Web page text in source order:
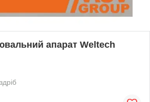
апарат Weltech